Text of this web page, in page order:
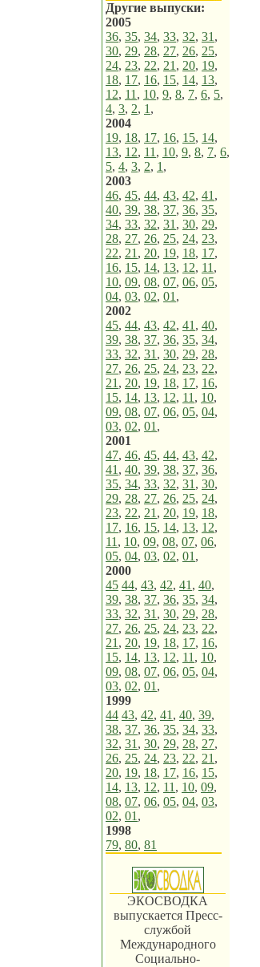
Другие выпуски:
2005
36, 35, 34, 33, 32, 31 ,
30, 29, 28, 27, 26, 25,
24, 23, 22, 21 , 20, 19,
18, 17, 16, 15, 14, 13,
12, 11 , 10, 9, 8, 7, 6, 5,
4, 3, 2, 1 ,
2004
19, 18, 17, 16, 15, 14,
13, 12, 11 , 10, 9, 8, 7, 6,
5, 4, 3, 2, 1 ,
2003
46, 45, 44, 43, 42, 41 ,
40, 39, 38, 37, 36, 35,
34, 33, 32, 31 , 30, 29,
28, 27, 26, 25, 24, 23,
22, 21 , 20, 19, 18, 17,
16, 15, 14, 13, 12, 11 ,
10, 09, 08, 07, 06, 05,
04, 03, 02, 01 ,
2002
45, 44, 43, 42, 41 , 40,
39, 38, 37, 36, 35, 34,
33, 32, 31 , 30, 29, 28,
27, 26, 25, 24, 23, 22,
21 , 20, 19, 18, 17, 16,
15, 14, 13, 12, 11 , 10,
09, 08, 07, 06, 05, 04,
03, 02, 01 ,
2001
47, 46, 45, 44, 43, 42,
41 , 40, 39, 38, 37, 36,
35, 34, 33, 32, 31 , 30,
29, 28, 27, 26, 25, 24,
23, 22, 21 , 20, 19, 18,
17, 16, 15, 14, 13, 12,
11 , 10, 09, 08, 07, 06,
05, 04, 03, 02, 01 ,
2000
45 44, 43, 42, 41 , 40,
39, 38, 37, 36, 35, 34,
33, 32, 31 , 30, 29, 28,
27, 26, 25, 24, 23, 22,
21 , 20, 19, 18, 17, 16,
15, 14, 13, 12, 11 , 10,
09, 08, 07, 06, 05, 04,
03, 02, 01 ,
1999
44 43, 42, 41 , 40, 39,
38, 37, 36, 35, 34, 33,
32, 31 , 30, 29, 28, 27,
26, 25, 24, 23, 22, 21 ,
20, 19, 18, 17, 16, 15,
14, 13, 12, 11 , 10, 09,
08, 07, 06, 05, 04, 03,
02, 01 ,
1998
79, 80, 81
ЭКОСВОДКА
выпускается Пресс-
службой
Международного
Социально-